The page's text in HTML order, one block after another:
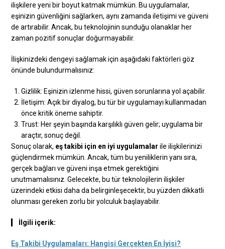
ilişkilere yeni bir boyut katmak mümkün. Bu uygulamalar,
eşinizin güvenliğini sağlarken, aynı zamanda iletişimi ve güveni
de artırabilir. Ancak, bu teknolojinin sunduğu olanaklar her
zaman pozitif sonuçlar doğurmayabilir.
İlişkinizdeki dengeyi sağlamak için aşağıdaki faktörleri göz
önünde bulundurmalısınız:
Gizlilik: Eşinizin izlenme hissi, güven sorunlarına yol açabilir.
İletişim: Açık bir diyalog, bu tür bir uygulamayı kullanmadan
önce kritik öneme sahiptir.
Trust: Her şeyin başında karşılıklı güven gelir; uygulama bir
araçtır, sonuç değil.
Sonuç olarak, eş takibi için en iyi uygulamalar ile ilişkilerinizi
güçlendirmek mümkün. Ancak, tüm bu yeniliklerin yanı sıra,
gerçek bağları ve güveni inşa etmek gerektiğini
unutmamalısınız. Gelecekte, bu tür teknolojilerin ilişkiler
üzerindeki etkisi daha da belirginleşecektir, bu yüzden dikkatli
olunması gereken zorlu bir yolculuk başlayabilir.
İlgili içerik:
Eş Takibi Uygulamaları: Hangisi Gerçekten En İyisi?